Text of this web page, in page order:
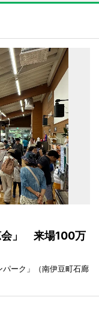
会」 来場100万
ーク」（南伊豆町石廊